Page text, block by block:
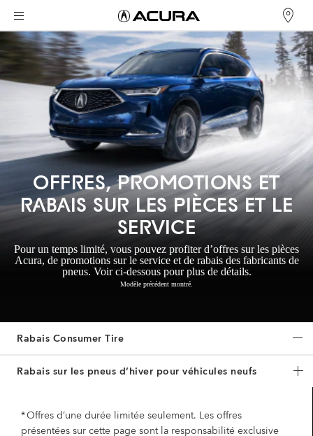
OFFRES, PROMOTIONS ET
RABAIS SUR LES PIÈCES ET LE
SERVICE
Pour un temps limité, vous pouvez profiter d’offres sur les pièces
Acura, de promotions sur le service et de rabais des fabricants de
pneus. Voir ci-dessous pour plus de détails.
Modèle précédent montré.
Rabais Consumer Tire
pneus de printemps
Rabais sur les pneus d’hiver pour véhicules neufs
* Offres d’une durée limitée seulement. Les offres
présentées sur cette page sont la responsabilité exclusive